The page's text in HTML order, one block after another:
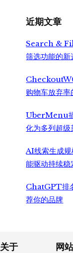
近期文章
Search &
筛选功能的新
购物车放弃
UberMenu
化为多列超
AI线索生成规
能驱动持续稳
ChatGPT排
荐你的品牌
Footer
关于 网